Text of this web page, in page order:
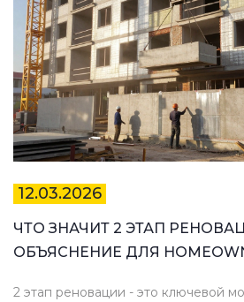
12.03.2026
ЧТО ЗНАЧИТ 2 ЭТАП
ОБЪЯСНЕНИЕ ДЛЯ
2 этап реновации - это ключевой